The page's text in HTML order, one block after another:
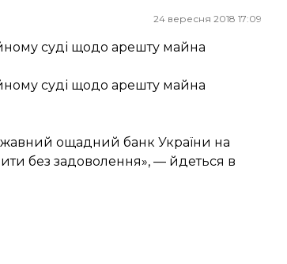
24 вересня 2018 17:09
суді щодо арешту майна
суді щодо арешту майна
ощадний банк України на
без задоволення», — йдеться в